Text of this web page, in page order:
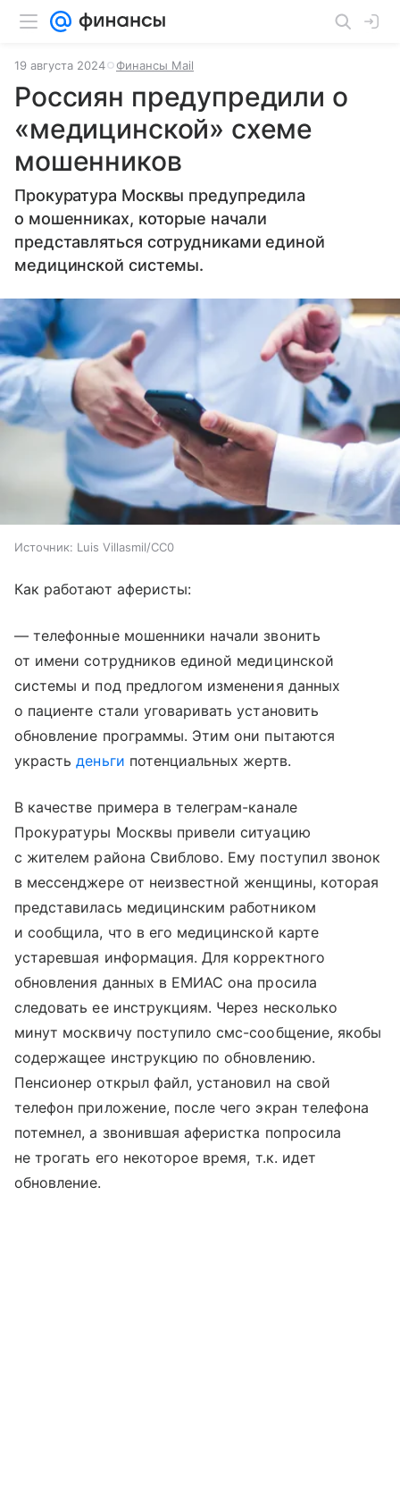
19 августа 2024 Финансы Mail
Россиян предупредили о
«медицинской» схеме
мошенников
Прокуратура Москвы предупредила
о мошенниках, которые начали
представляться сотрудниками единой
медицинской системы.
Источник: Luis Villasmil/СС0
Как работают аферисты:
— телефонные мошенники начали звонить
от имени сотрудников единой медицинской
системы и под предлогом изменения данных
о пациенте стали уговаривать установить
обновление программы. Этим они пытаются
украстьденьги потенциальных жертв.
В качестве примера в телеграм-канале
Прокуратуры Москвы привели ситуацию
с жителем района Свиблово. Ему поступил звонок
в мессенджере от неизвестной женщины, которая
представилась медицинским работником
и сообщила, что в его медицинской карте
устаревшая информация. Для корректного
обновления данных в ЕМИАС она просила
следовать ее инструкциям. Через несколько
минут москвичу поступило смс-сообщение, якобы
содержащее инструкцию по обновлению.
Пенсионер открыл файл, установил на свой
телефон приложение, после чего экран телефона
потемнел, а звонившая аферистка попросила
не трогать его некоторое время, т.к. идет
обновление.